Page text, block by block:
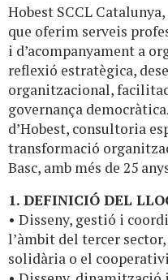
Hobest SCCL
que oferim serveis
i d’acompanyament a
reflexió estratègica,
organitzacional,
governança
d’Hobest, consultoria
transformació
Basc, amb més de 25
1. DEFINICIÓ DEL
• Disseny, gestió i
l’àmbit del tercer
solidària o el